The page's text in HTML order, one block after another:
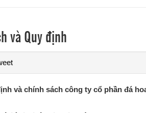
và Quy định
và chính sách công ty cổ phần đá